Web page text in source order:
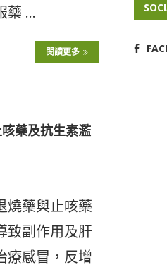
藥 …
閱讀更多
藥及抗生素濫
燒藥與止咳藥
致副作用及肝
療感冒，反增